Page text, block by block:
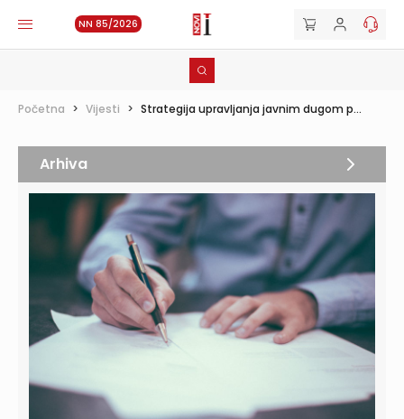
NN 85/2026
Početna > Vijesti > Strategija upravljanja javnim dugom p...
Arhiva